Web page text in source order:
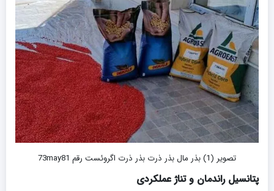
تصویر (1) بذر مال بذر ذرت بذر ذرت اگروئست رقم 73may81
پتانسیل راندمان و تناژ عملکردی